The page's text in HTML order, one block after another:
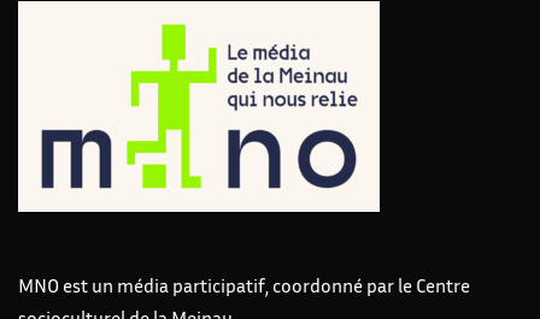
MNO est un média participatif, coordonné par le Centre